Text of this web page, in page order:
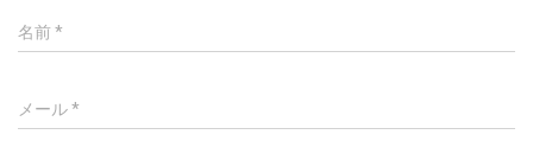
名前*
メール*